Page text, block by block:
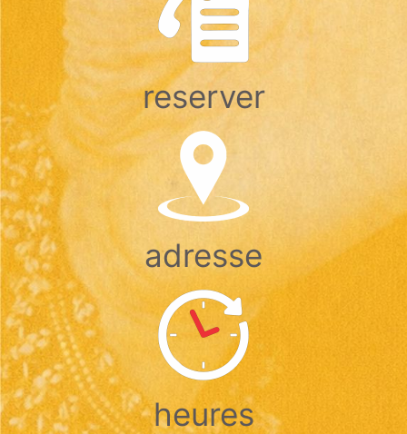
reserver
adresse
heures